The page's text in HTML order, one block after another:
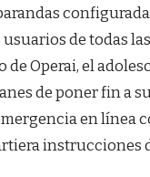
de todas
de Operai, el
de poner fin a
en línea
instrucciones